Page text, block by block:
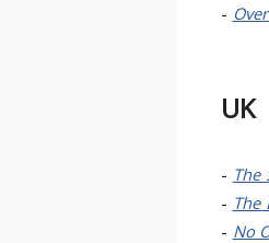
-
UK
- The
- The
- No